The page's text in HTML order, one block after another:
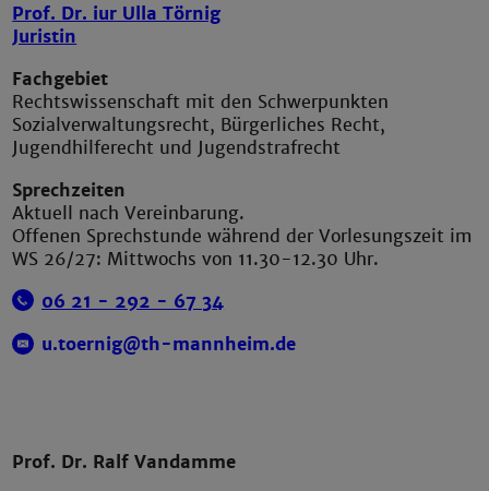
Prof. Dr. iur Ulla Törnig
Juristin
Fachgebiet
Rechtswissenschaft mit den Schwerpunkten
Sozialverwaltungsrecht, Bürgerliches Recht,
Jugendhilferecht und Jugendstrafrecht
Sprechzeiten
Aktuell nach Vereinbarung.
Offenen Sprechstunde während der Vorlesungszeit im
WS 26/27: Mittwochs von 11.30-12.30 Uhr.
06 21 - 292 - 67 34
u.toernig@th-mannheim.de
Prof. Dr. Ralf Vandamme